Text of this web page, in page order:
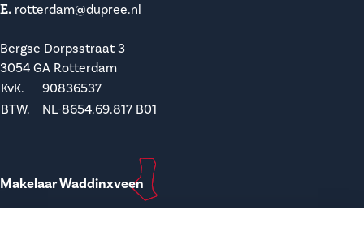
E. rotterdam@dupree.nl
Bergse Dorpsstraat 3
3054 GA Rotterdam
KvK.
90836537
BTW.
NL-8654.69.817 B01
Makelaar Waddinxveen